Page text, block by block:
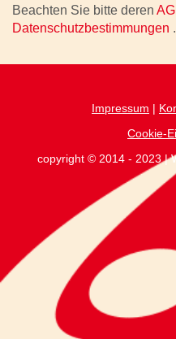
Beachten Sie bitte deren
Datenschutzbestimmungen .
Impressum |
Cookie-
copyright © 2014 - 2023 |